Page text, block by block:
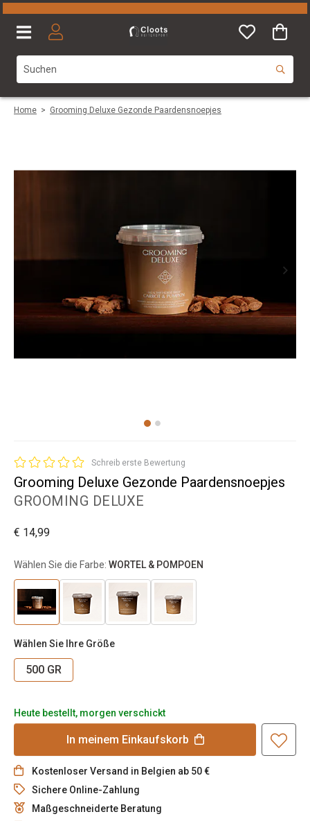
Home > Grooming Deluxe Gezonde Paardensnoepjes
Schreib erste Bewertung
Grooming Deluxe Gezonde Paardensnoepjes
GROOMING DELUXE
€ 14,99
Wählen Sie die Farbe: WORTEL & POMPOEN
Wählen Sie Ihre Größe
500 GR
Heute bestellt, morgen verschickt
In meinem Einkaufskorb
Kostenloser Versand in Belgien ab 50 €
Sichere Online-Zahlung
Maßgeschneiderte Beratung